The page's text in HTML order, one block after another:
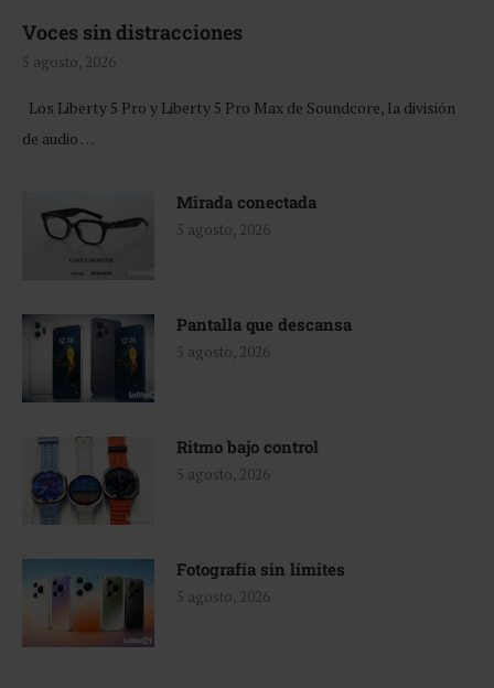
Voces sin distracciones
5 agosto, 2026
Los Liberty 5 Pro y Liberty 5 Pro Max de Soundcore, la división
de audio …
Mirada conectada
5 agosto, 2026
Pantalla que descansa
5 agosto, 2026
Ritmo bajo control
5 agosto, 2026
Fotografía sin límites
5 agosto, 2026